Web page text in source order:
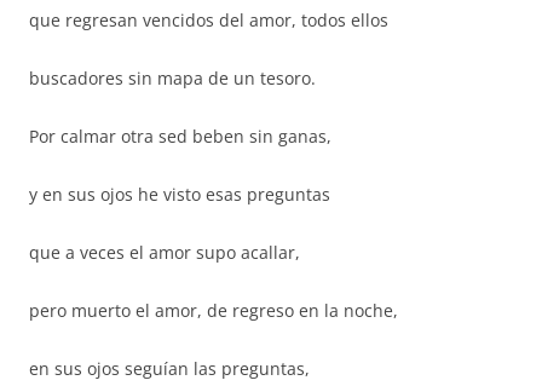
que regresan vencidos del amor, todos ellos
buscadores sin mapa de un tesoro.
Por calmar otra sed beben sin ganas,
y en sus ojos he visto esas preguntas
que a veces el amor supo acallar,
pero muerto el amor, de regreso en la noche,
en sus ojos seguían las preguntas,